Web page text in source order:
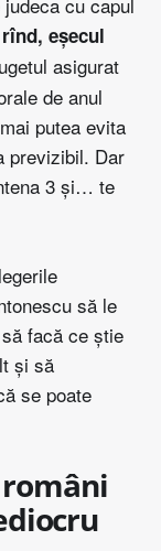
eşecul
asigurat
de anul
putea evita
previzibil. Dar
3 şi… te
să le
facă ce ştie
şi să
se poate